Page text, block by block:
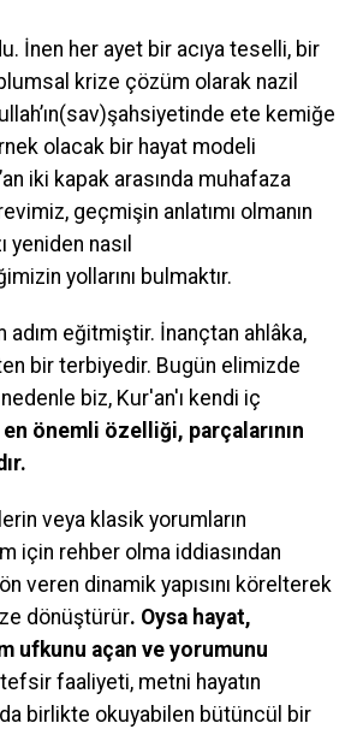
İnen her ayet bir acıya teselli, bir
krize çözüm olarak nazil
ete kemiğe
olacak bir hayat modeli
iki kapak arasında muhafaza
geçmişin anlatımı olmanın
yeniden nasıl
yollarını bulmaktır.
adım eğitmiştir. İnançtan ahlâka,
bir terbiyedir. Bugün elimizde
biz, Kur'an'ı kendi iç
önemli özelliği, parçalarının
veya klasik yorumların
için rehber olma iddiasından
veren dinamik yapısını körelterek
dönüştürür. Oysa hayat,
ufkunu açan ve yorumunu
faaliyeti, metni hayatın
birlikte okuyabilen bütüncül bir